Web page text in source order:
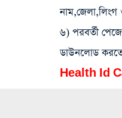
নাম,জেলা,লিংগ
৬) পরবর্তী
ডাউনলোড করতে
Health Id